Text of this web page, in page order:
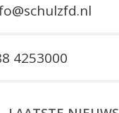
4253000